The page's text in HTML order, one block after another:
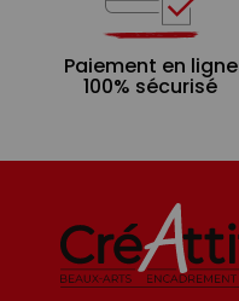
Paiement en ligne
100% sécurisé